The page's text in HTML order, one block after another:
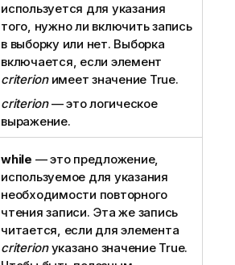
используется для указания
того, нужно ли включить запись
в выборку или нет. Выборка
включается, если элемент
criterionимеет значение True.
criterion— это логическое
выражение.
while — это предложение,
используемое для указания
необходимости повторного
чтения записи. Эта же запись
читается, если для элемента
criterionуказано значение True.